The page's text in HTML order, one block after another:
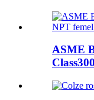
ASME